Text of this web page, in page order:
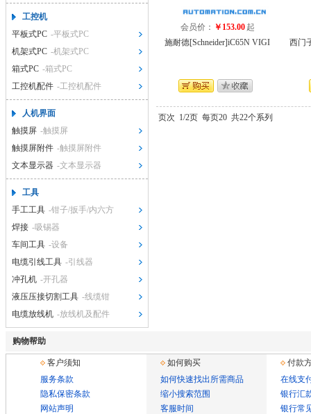
会员价： ￥153.00 起
施耐德[Schneider]iC65N VIGI
西门
页次 1/2页 每页20 共22个系列
工控机
平板式PC -平板式PC
机架式PC -机架式PC
箱式PC -箱式PC
工控机配件 -工控机配件
人机界面
触摸屏 -触摸屏
触摸屏附件 -触摸屏附件
文本显示器 -文本显示器
工具
手工工具 -钳子/扳手/内六方
焊接 -吸锡器
车间工具 -设备
电缆引线工具 -引线器
冲孔机 -开孔器
液压压接切割工具 -线缆钳
电缆放线机 -放线机及配件
购物帮助
客户须知 如何购买
付款
服务条款
隐私保密条款
网站声明
如何快速找出所需商品
缩小搜索范围
客服时间
在线支
银行汇
银行常